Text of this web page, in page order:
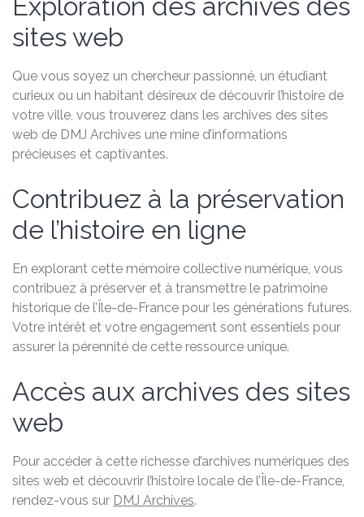
Exploration des archives des
sites web
Que vous soyez un chercheur passionné, un étudiant
curieux ou un habitant désireux de découvrir l’histoire de
votre ville, vous trouverez dans les archives des sites
web de DMJ Archives une mine d’informations
précieuses et captivantes.
Contribuez à la préservation
de l’histoire en ligne
En explorant cette mémoire collective numérique, vous
contribuez à préserver et à transmettre le patrimoine
historique de l’Île-de-France pour les générations futures.
Votre intérêt et votre engagement sont essentiels pour
assurer la pérennité de cette ressource unique.
Accès aux archives des sites
web
Pour accéder à cette richesse d’archives numériques des
sites web et découvrir l’histoire locale de l’Île-de-France,
rendez-vous sur DMJ Archives.